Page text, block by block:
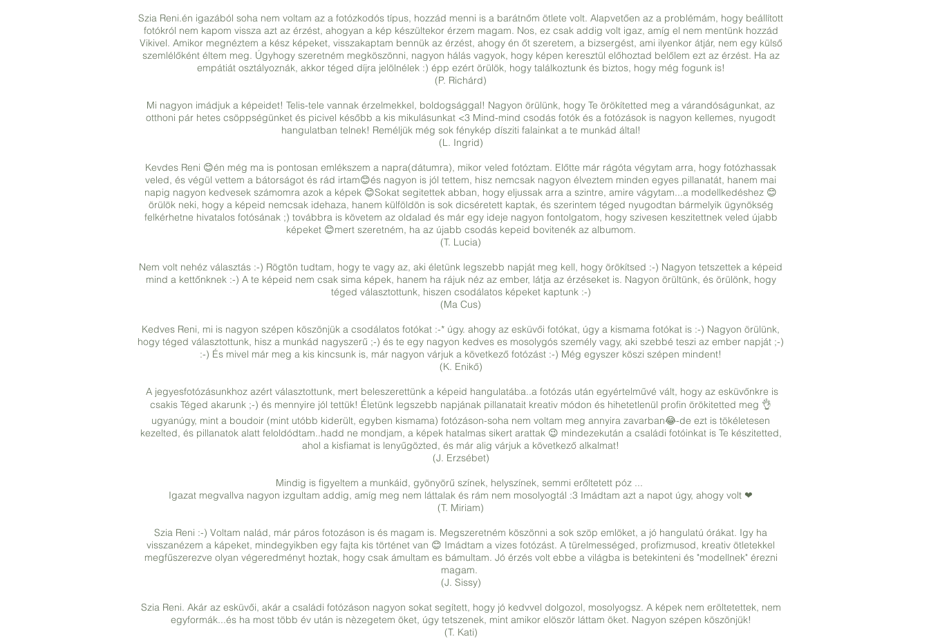
Szia Reni.én igazából soha nem voltam az a fotózkodós típus, hozzád menni is a barátnőm ötlete volt. Alapvetően az a problémám, hogy beállított
fotókról nem kapom vissza azt az érzést, ahogyan a kép készültekor érzem magam. Nos, ez csak addig volt igaz, amíg el nem mentünk hozzád
Vikivel. Amikor megnéztem a kész képeket, visszakaptam bennük az érzést, ahogy én őt szeretem, a bizsergést, ami ilyenkor átjár, nem egy külső
szemlélőként éltem meg. Úgyhogy szeretném megköszönni, nagyon hálás vagyok, hogy képen keresztül előhoztad belőlem ezt az érzést. Ha az
empátiát osztályoznák, akkor téged díjra jelölnélek :) épp ezért örülök, hogy találkoztunk és biztos, hogy még fogunk is!
(P. Richárd)
Mi nagyon imádjuk a képeidet! Telis-tele vannak érzelmekkel, boldogsággal! Nagyon örülünk, hogy Te örökítetted meg a várandóságunkat, az
otthoni pár hetes csöppségünket és picivel később a kis mikulásunkat <3 Mind-mind csodás fotók és a fotózások is nagyon kellemes, nyugodt
hangulatban telnek! Reméljük még sok fénykép dísziti falainkat a te munkád által!
(L. Ingrid)
Kevdes Reni 😊én még ma is pontosan emlékszem a napra(dátumra), mikor veled fotóztam. Előtte már rágóta végytam arra, hogy fotózhassak
veled, és végül vettem a bátorságot és rád irtam😊és nagyon is jól tettem, hisz nemcsak nagyon élveztem minden egyes pillanatát, hanem mai
napig nagyon kedvesek számomra azok a képek 😊Sokat segitettek abban, hogy eljussak arra a szintre, amire vágytam...a modellkedéshez 😊
örülök neki, hogy a képeid nemcsak idehaza, hanem külföldön is sok dicséretett kaptak, és szerintem téged nyugodtan bármelyik ügynökség
felkérhetne hivatalos fotósának ;) továbbra is követem az oldalad és már egy ideje nagyon fontolgatom, hogy szivesen keszitettnek veled újabb
képeket 😊mert szeretném, ha az újabb csodás kepeid bovitenék az albumom.
(T. Lucia)
Nem volt nehéz választás :-) Rögtön tudtam, hogy te vagy az, aki életünk legszebb napját meg kell, hogy örökítsed :-) Nagyon tetszettek a képeid
mind a kettőnknek :-) A te képeid nem csak sima képek, hanem ha rájuk néz az ember, látja az érzéseket is. Nagyon örültünk, és örülönk, hogy
téged választottunk, hiszen csodálatos képeket kaptunk :-)
(Ma Cus)
Kedves Reni, mi is nagyon szépen köszönjük a csodálatos fotókat :-* úgy. ahogy az esküvői fotókat, úgy a kismama fotókat is :-) Nagyon örülünk,
hogy téged választottunk, hisz a munkád nagyszerű ;-) és te egy nagyon kedves es mosolygós személy vagy, aki szebbé teszi az ember napját ;-)
:-) És mivel már meg a kis kincsunk is, már nagyon várjuk a következő fotózást :-) Még egyszer köszi szépen mindent!
(K. Enikő)
A jegyesfotózásunkhoz azért választottunk, mert beleszerettünk a képeid hangulatába..a fotózás után egyértelművé vált, hogy az esküvőnkre is
csakis Téged akarunk ;-) és mennyire jól tettük! Életünk legszebb napjának pillanatait kreativ módon és hihetetlenül profin örökitetted meg 👌
ugyanúgy, mint a boudoir (mint utóbb kiderült, egyben kismama) fotózáson-soha nem voltam meg annyira zavarban😂-de ezt is tökéletesen
kezelted, és pillanatok alatt feloldódtam..hadd ne mondjam, a képek hatalmas sikert arattak 😉 mindezekután a családi fotóinkat is Te készitetted,
ahol a kisfiamat is lenyűgözted, és már alig várjuk a következő alkalmat!
(J. Erzsébet)
Mindig is figyeltem a munkáid, gyönyörű színek, helyszínek, semmi erőltetett póz ...
Igazat megvallva nagyon izgultam addig, amíg meg nem láttalak és rám nem mosolyogtál :3 Imádtam azt a napot úgy, ahogy volt ❤
(T. Miriam)
Szia Reni :-) Voltam nalád, már páros fotozáson is és magam is. Megszeretném köszönni a sok szöp emlöket, a jó hangulatú órákat. Igy ha
visszanézem a kápeket, mindegyikben egy fajta kis történet van 😊 Imádtam a vizes fotózást. A türelmességed, profizmusod, kreativ ötletekkel
megfűszerezve olyan végeredményt hoztak, hogy csak ámultam es bámultam. Jó érzés volt ebbe a világba is betekinteni és "modellnek" érezni
magam.
(J. Sissy)
Szia Reni. Akár az esküvői, akár a családi fotózáson nagyon sokat segített, hogy jó kedvvel dolgozol, mosolyogsz. A képek nem eröltetettek, nem
egyformák...és ha most több év után is nèzegetem öket, úgy tetszenek, mint amikor elöször láttam öket. Nagyon szépen köszönjük!
(T. Kati)